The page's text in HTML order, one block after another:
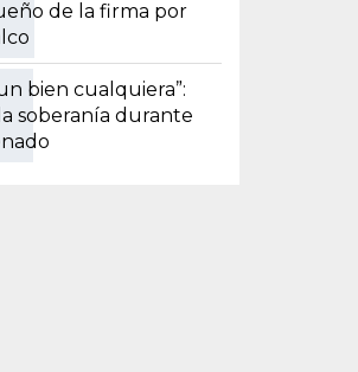
de la firma por
bien cualquiera”:
soberanía durante